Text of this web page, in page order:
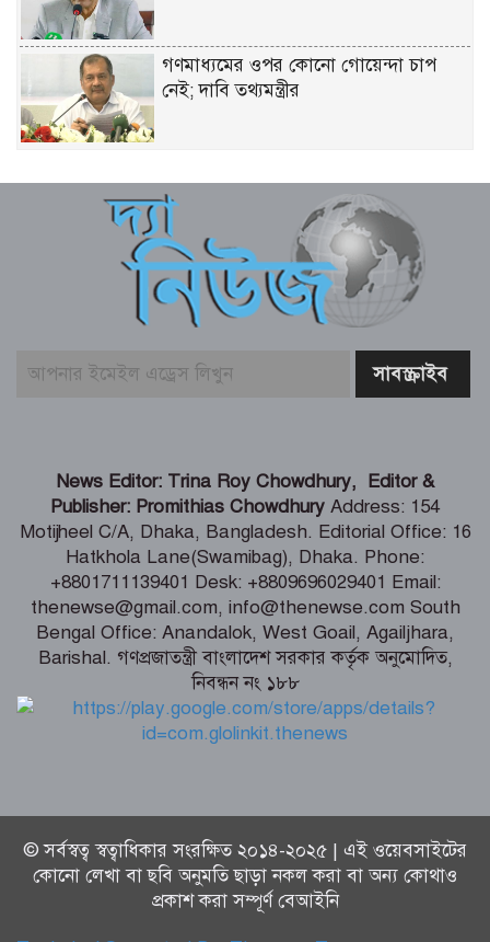
গণমাধ্যমের ওপর কোনো গোয়েন্দা চাপ
নেই; দাবি তথ্যমন্ত্রীর
পাঠালেন আসিফ মাহমুদ
আলোচিত কনটেন্ট ক্রিয়েটর রিপন মিয়া
গ্রেফতার
বিনামূল্যে চ্যাটজিপিটি ব্যবহারকারীদের জন্য
গণমাধ্যমের ওপর নিয়ন্ত্রণ নয়, প্রয়োজন
নিয়মতান্ত্রিক কাঠামো: তথ্য ও সম্প্রচারমন্ত্রী
টেকসই গণতন্ত্র প্রতিষ্ঠায় স্বাধীন ও শক্তিশালী
গণমাধ্যমের বিকল্প নেই -মির্জা ফখরুল
জুলাই তথ্যচিত্র থেকে আবু সাঈদের ছবি-
ভিডিও যে কারণে বাদ দেওয়া হয়েছিল
News Editor: Trina Roy Chowdhury, Editor &
Publisher: Promithias Chowdhury Address: 154
Motijheel C/A, Dhaka, Bangladesh. Editorial Office: 16
Hatkhola Lane(Swamibag), Dhaka. Phone:
+8801711139401 Desk: +8809696029401 Email:
thenewse@gmail.com, info@thenewse.com South
Bengal Office: Anandalok, West Goail, Agailjhara,
Barishal. গণপ্রজাতন্ত্রী বাংলাদেশ সরকার কর্তৃক অনুমোদিত,
নিবন্ধন নং ১৮৮
© সর্বস্বত্ব স্বত্বাধিকার সংরক্ষিত ২০১৪-২০২৫ | এই ওয়েবসাইটের
কোনো লেখা বা ছবি অনুমতি ছাড়া নকল করা বা অন্য কোথাও
প্রকাশ করা সম্পূর্ণ বেআইনি